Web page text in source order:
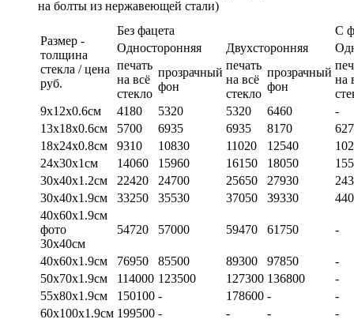
на болты из нержавеющей стали)
Размер -
толщина
стекла / цена
руб.
Без фацета
С
Односторонняя
Двухсторонняя
печать
на всё
стекло
прозрачный
фон
печать
на всё
стекло
прозрачный
фон
на
9х12х0.6см
4180 5320 5320 6460
-
13х18х0.6см
5700 6935 6935 8170
18х24х0.8см
9310 10830 11020 12540
24х30х1см
14060 15960 16150 18050
30х40х1.2см
22420 24700 25650 27930
30х40х1.9см
33250 35530 37050 39330
40х60х1.9см
фото
30х40см
54720 57000 59470 61750 -
40х60х1.9см 76950 85500 89300 97850
-
50х70х1.9см
114000 123500 127300 136800
-
55х80х1.9см
150100 - 178600 -
-
60х100х1.9см 199500 - - -
-